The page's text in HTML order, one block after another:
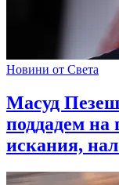
Новини от Света
Масуд
поддадем
искания,